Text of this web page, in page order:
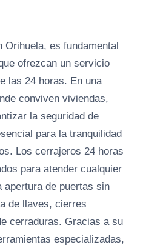
es fundamental
ofrezcan un servicio
las 24 horas. En una
conviven viviendas,
la seguridad de
para la tranquilidad
Los cerrajeros 24 horas
para atender cualquier
apertura de puertas sin
de llaves, cierres
cerraduras. Gracias a su
especializadas,